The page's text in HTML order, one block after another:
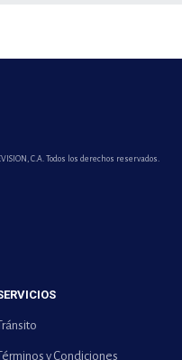
C.A. Todos los derechos reservados.
y Condiciones